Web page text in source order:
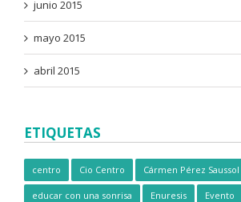
junio 2015
mayo 2015
abril 2015
ETIQUETAS
centro Cio Centro Cármen Pérez Saussol
educar con una sonrisa Enuresis Evento